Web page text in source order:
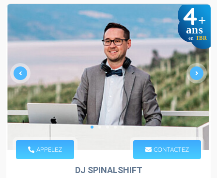
4+
ans
en TBR
APPELEZ CONTACTEZ
DJ SPINALSHIFT